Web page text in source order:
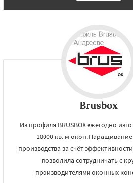
Brusbox
Из профиля BRUSBOX ежегодно
18000 кв. м окон.
производства за счёт
позволила сотрудничать с
производителями оконных